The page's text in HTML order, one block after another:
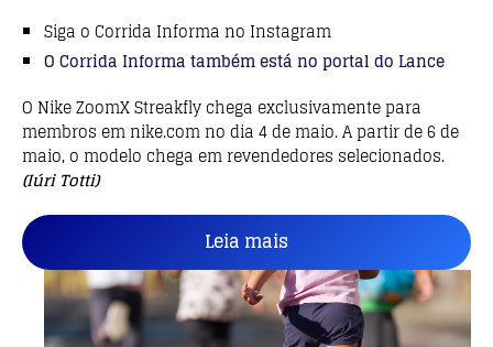
Siga o Corrida Informa no Instagram
O Corrida Informa também está no portal do Lance
O Nike ZoomX Streakflychega exclusivamente para
membros em nike.com no dia 4 de maio. A partir de 6 de
maio, o modelo chega em revendedores selecionados.
(Iúri Totti)
Leia mais